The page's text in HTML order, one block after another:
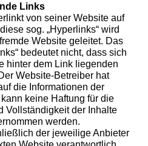
Links
von seiner Website auf
sog. „Hyperlinks“ wird
Website geleitet. Das
bedeutet nicht, dass sich
hinter dem Link liegenden
Website-Betreiber hat
die Informationen der
keine Haftung für die
Vollständigkeit der Inhalte
werden.
der jeweilige Anbieter